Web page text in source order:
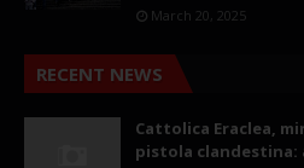
March 20, 2025
RECENT NEWS
Cattolica Eraclea,
pistola clandestina: